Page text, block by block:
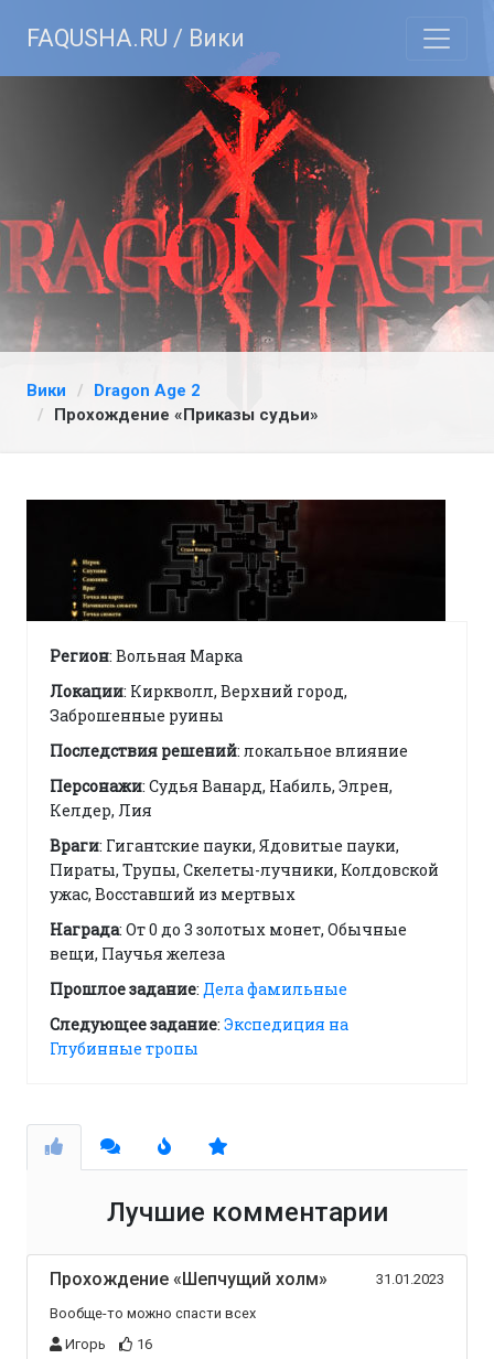
FAQUSHA.RU / Вики
Вики
Dragon Age 2
Прохождение «Приказы судьи»
Регион: Вольная Марка
Локации: Киркволл, Верхний город,
Заброшенные руины
Последствия решений: локальное влияние
Персонажи: Судья Ванард, Набиль, Элрен,
Келдер, Лия
Враги: Гигантские пауки, Ядовитые пауки,
Пираты, Трупы, Скелеты-лучники, Колдовской
ужас, Восставший из мертвых
Награда: От 0 до 3 золотых монет, Обычные
вещи, Паучья железа
Прошлое задание: Дела фамильные
Следующее задание:Экспедиция на
Глубинные тропы
Лучшие комментарии
Прохождение «Шепчущий холм» 31.01.2023
Вообще-то можно спасти всех
Игорь
16